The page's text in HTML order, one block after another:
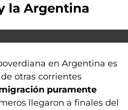
la Argentina
en Argentina es
otras corrientes
puramente
llegaron a finales del